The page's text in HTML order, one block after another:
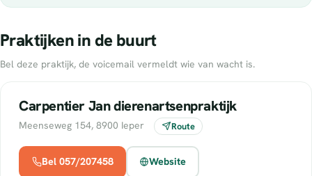
Praktijken in de buurt
Bel deze praktijk, de voicemail vermeldt wie van wacht is.
Carpentier Jan dierenartsenpraktijk
Meenseweg 154, 8900 Ieper Route
Bel 057/207458 Website